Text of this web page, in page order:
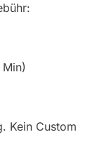
Kein Custom